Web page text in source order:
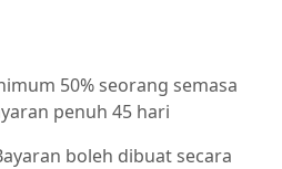
50% seorang semasa
penuh 45 hari
boleh dibuat secara